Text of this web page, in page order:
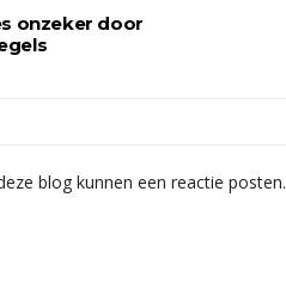
onzeker door
blog kunnen een reactie posten.